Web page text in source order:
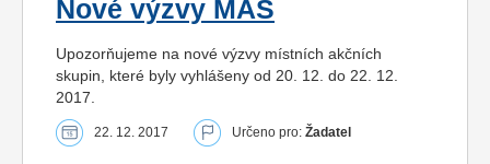
Nové výzvy MAS
Upozorňujeme na nové výzvy místních akčních
skupin, které byly vyhlášeny od 20. 12. do 22. 12.
2017.
22. 12. 2017 Určeno pro: Žadatel